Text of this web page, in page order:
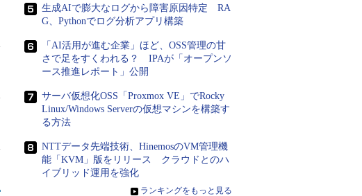
生成AIで膨大なログから障害原因特定 RA
G、Pythonでログ分析アプリ構築
「AI活用が進む企業」ほど、OSS管理の甘
さで足をすくわれる？ IPAが「オープンソ
ース推進レポート」公開
サーバ仮想化OSS「Proxmox VE」でRocky
Linux/Windows Serverの仮想マシンを構築す
る方法
NTTデータ先端技術、HinemosのVM管理機
能「KVM」版をリリース クラウドとのハ
イブリッド運用を強化
» ランキングをもっと見る